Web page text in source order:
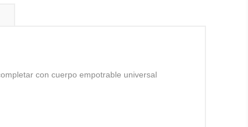
con cuerpo empotrable universal